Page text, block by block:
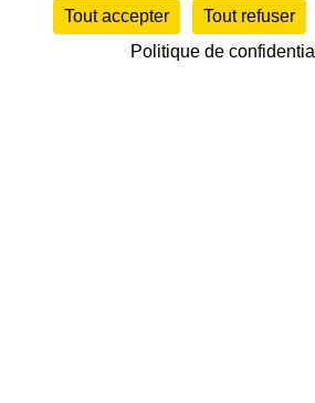
Tout accepter Tout refuser
Politique de